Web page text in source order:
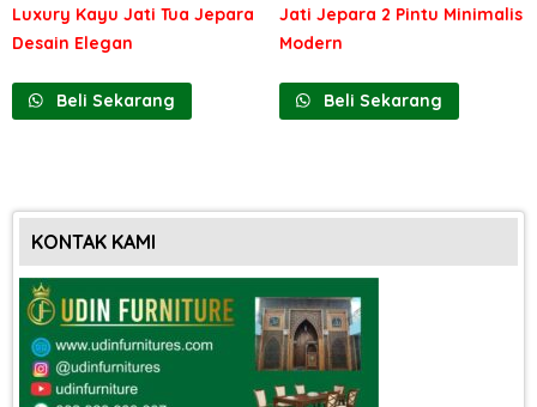
Luxury Kayu Jati Tua Jepara
Desain Elegan
Beli Sekarang
Jati Jepara 2 Pintu Minimalis
Modern
Beli Sekarang
KONTAK KAMI